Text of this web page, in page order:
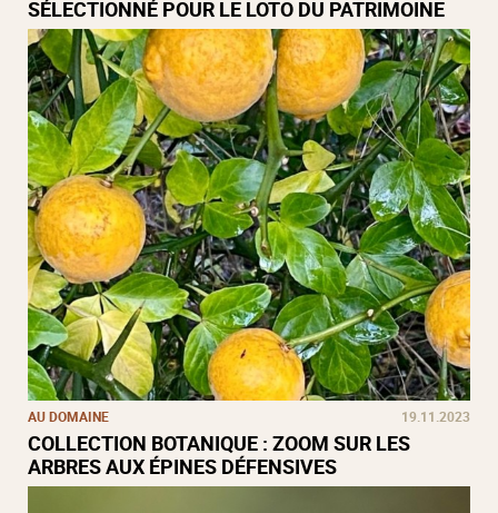
SÉLECTIONNÉ POUR LE LOTO DU PATRIMOINE
AU DOMAINE 19.11.2023
COLLECTION BOTANIQUE : ZOOM SUR LES
ARBRES AUX ÉPINES DÉFENSIVES